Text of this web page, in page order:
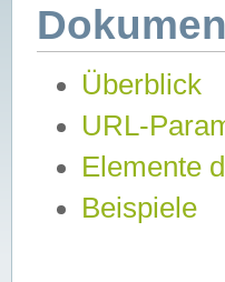
Überblick
URL-
Elemente
Beispiele